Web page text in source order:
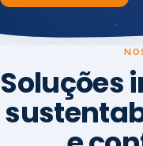
Soluções